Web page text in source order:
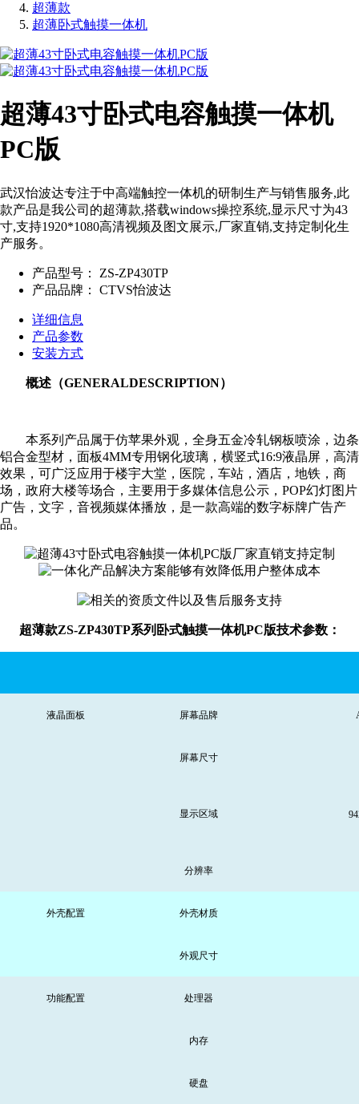
超薄款
超薄卧式触摸一体机
超薄43寸卧式电容触摸一体机
PC版
武汉怡波达专注于中高端触控一体机的研制生产与销售服务,此
款产品是我公司的超薄款,搭载windows操控系统,显示尺寸为43
寸,支持1920*1080高清视频及图文展示,厂家直销,支持定制化生
产服务。
产品型号：
ZS-ZP430TP
产品品牌：
CTVS怡波达
详细信息
产品参数
安装方式
概述（GENERALDESCRIPTION）
本系列产品属于仿苹果外观，全身五金冷轧钢板喷涂，边条
铝合金型材，面板4MM专用钢化玻璃，横竖式16:9液晶屏，高清
效果，可广泛应用于楼宇大堂，医院，车站，酒店，地铁，商
场，政府大楼等场合，主要用于多媒体信息公示，POP幻灯图片
广告，文字，音视频媒体播放，是一款高端的数字标牌广告产
品。
超薄款ZS-ZP430TP系列卧式触摸一体机PC版技术参数：
液晶面板 屏幕品牌
屏幕尺寸
显示区域
分辨率
外壳配置 外壳材质
外观尺寸
功能配置 处理器
内存
硬盘